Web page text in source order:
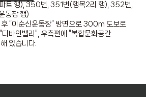
트 행), 350번, 351번(행목2리 행), 352번,
동장 행)
“이순신운동장” 방면으로 300m 도보로
디바인밸리”, 우측편에 “복합문화공간
있습니다.